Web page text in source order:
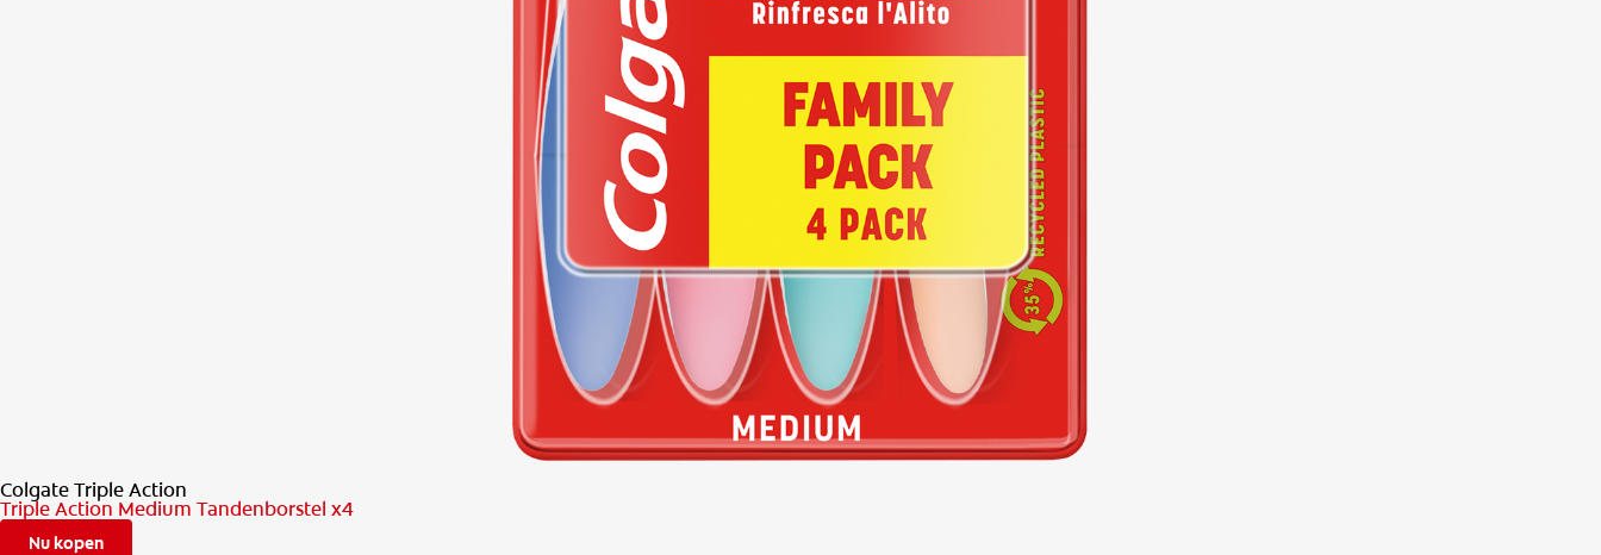
Colgate Triple Action
Triple Action Medium Tandenborstel x4
Nu kopen